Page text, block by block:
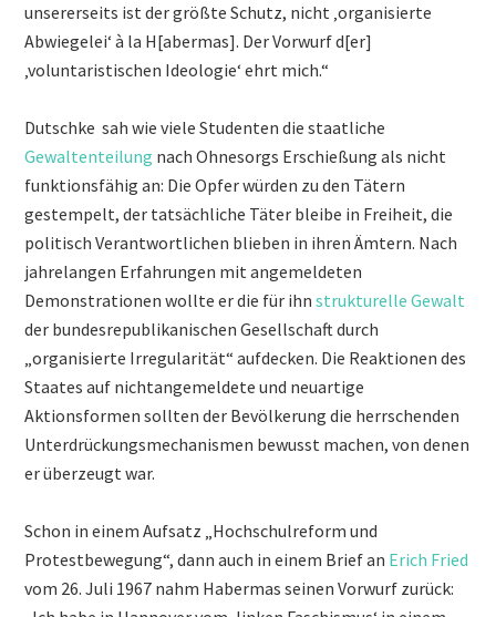
unsererseits ist der größte Schutz, nicht ‚organisierte
Abwiegelei‘ à la H[abermas]. Der Vorwurf d[er]
‚voluntaristischen Ideologie‘ ehrt mich.“
Dutschke sah wie viele Studenten die staatliche
Gewaltenteilung nach Ohnesorgs Erschießung als nicht
funktionsfähig an: Die Opfer würden zu den Tätern
gestempelt, der tatsächliche Täter bleibe in Freiheit, die
politisch Verantwortlichen blieben in ihren Ämtern. Nach
jahrelangen Erfahrungen mit angemeldeten
Demonstrationen wollte er die für ihnstrukturelle Gewalt
der bundesrepublikanischen Gesellschaft durch
„organisierte Irregularität“ aufdecken. Die Reaktionen des
Staates auf nichtangemeldete und neuartige
Aktionsformen sollten der Bevölkerung die herrschenden
Unterdrückungsmechanismen bewusst machen, von denen
er überzeugt war.
Schon in einem Aufsatz „Hochschulreform und
Protestbewegung“, dann auch in einem Brief an Erich Fried
vom 26. Juli 1967 nahm Habermas seinen Vorwurf zurück: